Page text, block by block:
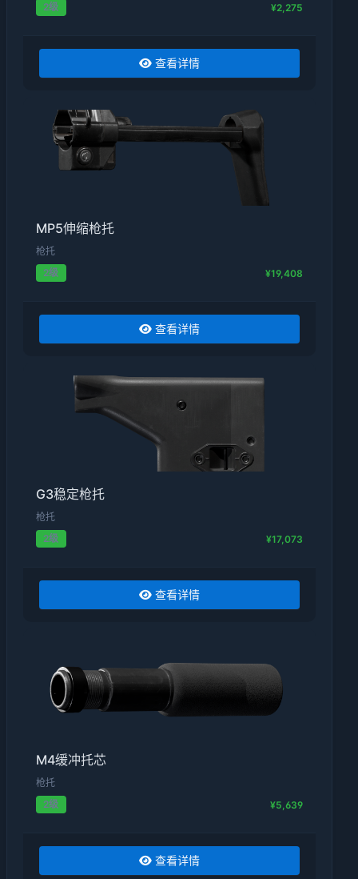
2级
¥2,275
查看详情
MP5伸缩枪托
枪托
2级
¥19,408
查看详情
G3稳定枪托
枪托
2级
¥17,073
查看详情
M4缓冲托芯
枪托
2级
¥5,639
查看详情